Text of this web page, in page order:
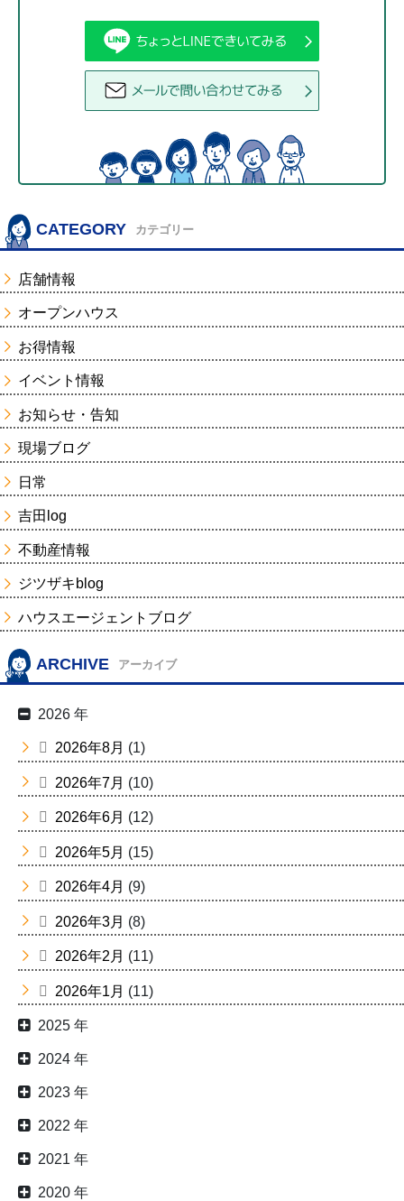
CATEGORY カテゴリー
店舗情報
オープンハウス
お得情報
イベント情報
お知らせ・告知
現場ブログ
日常
吉田log
不動産情報
ジツザキblog
ハウスエージェントブログ
ARCHIVE アーカイブ
2026 年
2026年8月 (1)
2026年7月 (10)
2026年6月 (12)
2026年5月 (15)
2026年4月 (9)
2026年3月 (8)
2026年2月 (11)
2026年1月 (11)
2025 年
2024 年
2023 年
2022 年
2021 年
2020 年